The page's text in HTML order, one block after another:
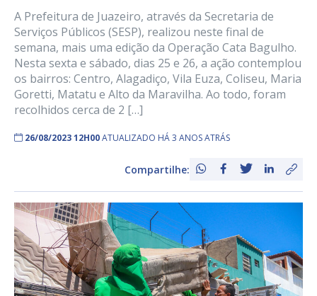
A Prefeitura de Juazeiro, através da Secretaria de
Serviços Públicos (SESP), realizou neste final de
semana, mais uma edição da Operação Cata Bagulho.
Nesta sexta e sábado, dias 25 e 26, a ação contemplou
os bairros: Centro, Alagadiço, Vila Euza, Coliseu, Maria
Goretti, Matatu e Alto da Maravilha. Ao todo, foram
recolhidos cerca de 2 […]
26/08/2023 12H00ATUALIZADO HÁ 3 ANOS ATRÁS
Compartilhe: